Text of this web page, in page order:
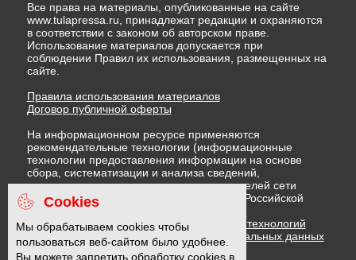
Все права на материалы, опубликованные на сайте
www.tulapressa.ru, принадлежат редакции и охраняются
в соответствии с законом об авторском праве.
Использование материалов допускается при
соблюдении Правил их использования, размещенных на
сайте.
Правила использования материалов
Договор публичной оферты
На информационном ресурсе применяются
рекомендательные технологии (информационные
технологии предоставления информации на основе
сбора, систематизации и анализа сведений,
относящихся к предпочтениям пользователей сети
"Интернет", находящихся на территории Российской
Федерации)
Правила применения рекомендательных технологий
Политика в отношении обработки персональных данных
Политика обработки файлов cookie
Cookies
Мы обрабатываем cookies чтобы
пользоваться веб-сайтом было удобнее.
Вы можете запретить обработку cookies в